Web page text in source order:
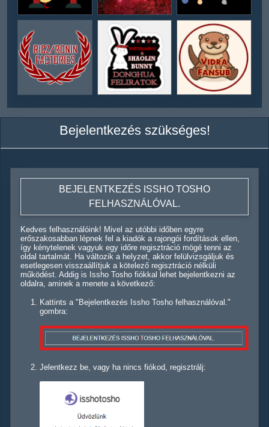
Bejelentkezés szükséges!
BEJELENTKEZÉS ISSHO TOSHO
FELHASZNÁLÓVAL.
Kedves felhasználóink! Mivel az utóbbi időben egyre
erőszakosabban lépnek fel a kiadók a rajongói fordítások ellen,
így kénytelenek vagyuk egy időre regisztráció mögé tenni az
oldal tartalmát. Ha változik a helyzet, akkor felülvizsgáljuk és
esetlegesen visszaállítjuk a kötelező regisztráció nélküli
működést. Addig is Issho Tosho fiókkal lehet bejelentkezni az
oldalra, aminek a menete a következő:
Kattints a "Bejelentkezés Issho Tosho felhasználóval."
gombra:
Jelentkezz be, vagy ha nincs fiókod, regisztrálj: